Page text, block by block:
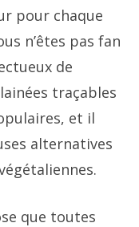
pour chaque
n’êtes pas fan
de
traçables
et il
alternatives
que toutes